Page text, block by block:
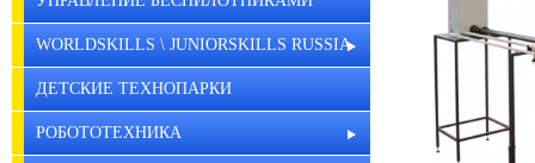
WORLDSKILLS \ JUNIORSKILLS RUSSIA
ДЕТСКИЕ ТЕХНОПАРКИ
РОБОТОТЕХНИКА